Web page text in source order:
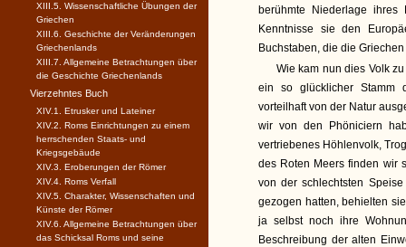
berühmte Niederlage
Kenntnisse sie den
Buchstaben, die die
Wie kam nun dies Volk
ein so glücklicher Stamm
vorteilhaft von der Natur
wir von den Phöniciern
vertriebenes Höhlenvolk,
des Roten Meers finden wir
von der schlechtsten
gezogen hatten, behielten
ja selbst noch ihre
Beschreibung der alten
XIII.5. Wissenschaftliche Übungen der
Griechen
XIII.6. Geschichte der Veränderungen
Griechenlands
XIII.7. Allgemeine Betrachtungen über
die Geschichte Griechenlands
Vierzehntes Buch
XIV.1. Etrusker und Lateiner
XIV.2. Roms Einrichtungen zu einem
herrschenden Staats- und
Kriegsgebäude
XIV.3. Eroberungen der Römer
XIV.4. Roms Verfall
XIV.5. Charakter, Wissenschaften und
Künste der Römer
XIV.6. Allgemeine Betrachtungen über
das Schicksal Roms und seine